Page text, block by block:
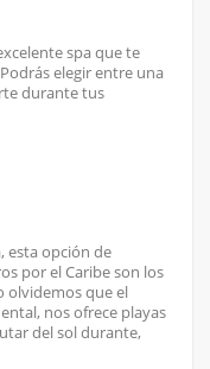
spa que te
elegir entre una
durante tus
esta opción de
por el Caribe son los
olvidemos que el
nos ofrece playas
del sol durante,